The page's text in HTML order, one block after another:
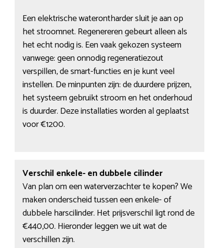
Een elektrische waterontharder sluit je aan op
het stroomnet. Regenereren gebeurt alleen als
het echt nodig is. Een vaak gekozen systeem
vanwege: geen onnodig regeneratiezout
verspillen, de smart-functies en je kunt veel
instellen. De minpunten zijn: de duurdere prijzen,
het systeem gebruikt stroom en het onderhoud
is duurder. Deze installaties worden al geplaatst
voor €1200.
Verschil enkele- en dubbele cilinder
Van plan om een waterverzachter te kopen? We
maken onderscheid tussen een enkele- of
dubbele harscilinder. Het prijsverschil ligt rond de
€440,00. Hieronder leggen we uit wat de
verschillen zijn.